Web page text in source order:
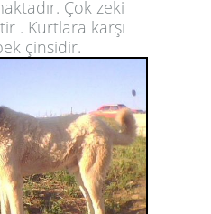
Çok zeki
. Kurtlara karşı
çinsidir.